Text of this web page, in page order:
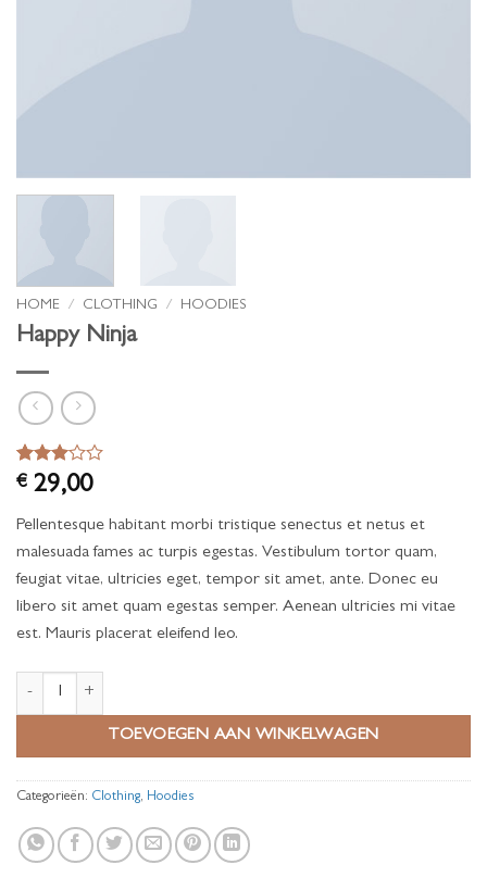
HOME / CLOTHING / HOODIES
Happy Ninja
Waardering
op 5
op
2
klantbeoordelingen
€ 29,00
Pellentesque habitant morbi tristique senectus et netus et
malesuada fames ac turpis egestas. Vestibulum tortor quam,
feugiat vitae, ultricies eget, tempor sit amet, ante. Donec eu
libero sit amet quam egestas semper. Aenean ultricies mi vitae
est. Mauris placerat eleifend leo.
Happy Ninja aantal
TOEVOEGEN AAN WINKELWAGEN
Categorieën: Clothing, Hoodies